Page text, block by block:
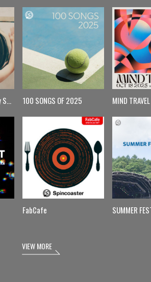
【月曜更新】Monday Spin 100 SONGS OF 2025
FabCafe
MIND TRAVEL
SUMMER
VIEW MORE